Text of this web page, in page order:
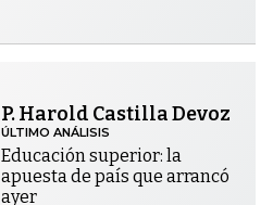
P. Harold Castilla Devoz
ÚLTIMO ANÁLISIS
Educación superior: la
apuesta de país que arrancó
ayer